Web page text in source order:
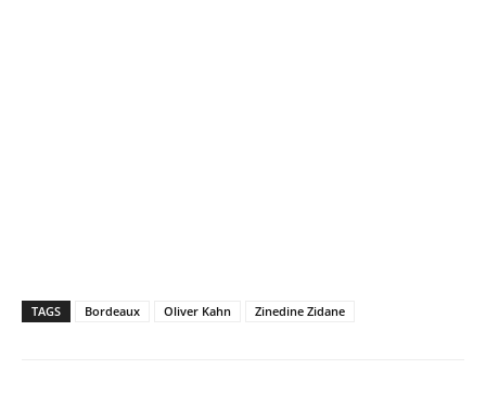
TAGS Bordeaux Oliver Kahn Zinedine Zidane